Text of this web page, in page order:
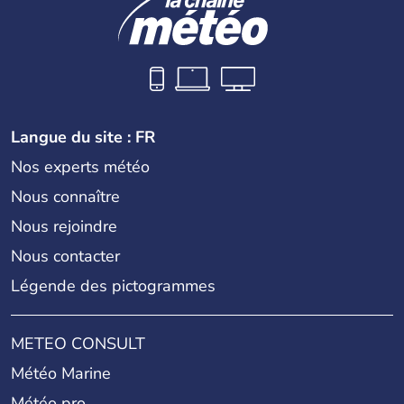
Langue du site : FR
Nos experts météo
Nous connaître
Nous rejoindre
Nous contacter
Légende des pictogrammes
METEO CONSULT
Météo Marine